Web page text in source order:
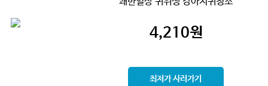
4,210원
최저가 사러가기